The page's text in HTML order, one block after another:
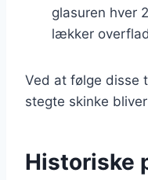
glasuren hver
lækker
Ved at følge disse
stegte skinke
Historiske